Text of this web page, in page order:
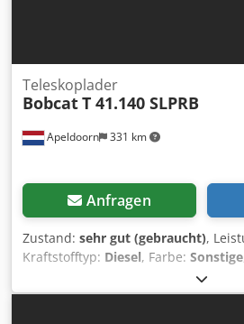
Forstschutzpaket (*ohne Schutz
Glastür)
Apeldoorn 331 km
Teleskoplader
BobcatT 41.140 SLPRB
Anfragen
Zustand: sehr gut (gebraucht),
Kraftstofftyp: Diesel, Farbe: Sonstige
, Baujahr:
1.210 h, Allgemeine Informationen
Technische Informationen